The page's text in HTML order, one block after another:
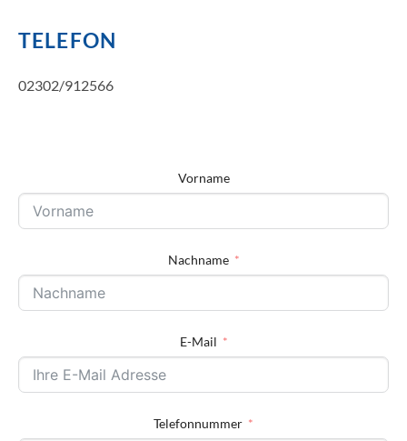
TELEFON
02302/912566
Vorname
Nachname
E-Mail
Telefonnummer